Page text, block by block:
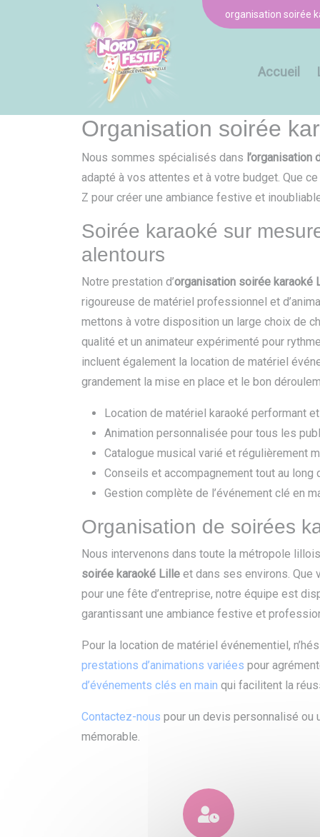
organisation soirée
Accueil
Organisation soirée
Nous sommes spécialisés dans
adapté à vos attentes et à votre budget. Que
Z pour créer une ambiance festive et
Soirée karaoké sur
alentours
Notre prestation d’organisation soirée karaoké
rigoureuse de matériel professionnel et
mettons à votre disposition un large choix de
qualité et un animateur expérimenté pour
incluent également la location de matériel
grandement la mise en place et le bon
Location de matériel karaoké performant
Animation personnalisée pour tous les
Catalogue musical varié et régulièrement
Conseils et accompagnement tout au long
Gestion complète de l’événement clé en
Organisation de soirées
Nous intervenons dans toute la métropole
soirée karaoké Lille et dans ses environs. Que
pour une fête d’entreprise, notre équipe est
garantissant une ambiance festive et
Pour la location de matériel événementiel,
prestations d’animations variées pour
d’événements clés en main qui facilitent la
Contactez-nous pour un devis personnalisé ou
mémorable.
Panneau de gestion des cookies